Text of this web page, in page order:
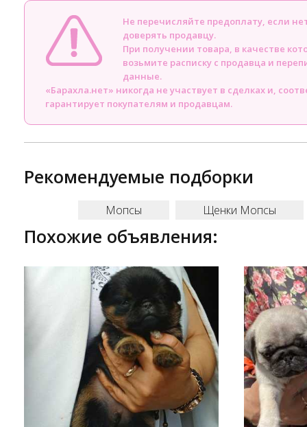
Не перечисляйте предоплату, если
доверять продавцу.
При получении товара, в качестве
возьмите расписку с продавца и
данные.
«Барахла.нет» никогда не участвует в сделках и,
гарантирует покупателям и продавцам.
Рекомендуемые подборки
Мопсы Щенки Мопсы
Похожие объявления: